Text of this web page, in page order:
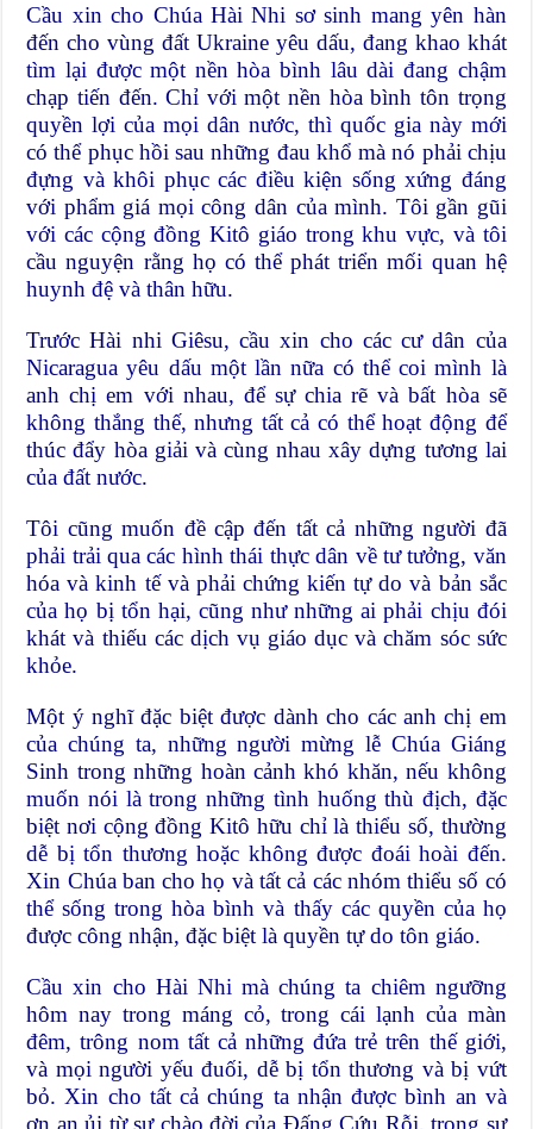
Cầu xin cho Chúa Hài Nhi sơ sinh mang yên hàn
đến cho vùng đất Ukraine yêu dấu, đang khao khát
tìm lại được một nền hòa bình lâu dài đang chậm
chạp tiến đến. Chỉ với một nền hòa bình tôn trọng
quyền lợi của mọi dân nước, thì quốc gia này mới
có thể phục hồi sau những đau khổ mà nó phải chịu
đựng và khôi phục các điều kiện sống xứng đáng
với phẩm giá mọi công dân của mình. Tôi gần gũi
với các cộng đồng Kitô giáo trong khu vực, và tôi
cầu nguyện rằng họ có thể phát triển mối quan hệ
huynh đệ và thân hữu.
Trước Hài nhi Giêsu, cầu xin cho các cư dân của
Nicaragua yêu dấu một lần nữa có thể coi mình là
anh chị em với nhau, để sự chia rẽ và bất hòa sẽ
không thắng thế, nhưng tất cả có thể hoạt động để
thúc đẩy hòa giải và cùng nhau xây dựng tương lai
của đất nước.
Tôi cũng muốn đề cập đến tất cả những người đã
phải trải qua các hình thái thực dân về tư tưởng, văn
hóa và kinh tế và phải chứng kiến tự do và bản sắc
của họ bị tổn hại, cũng như những ai phải chịu đói
khát và thiếu các dịch vụ giáo dục và chăm sóc sức
khỏe.
Một ý nghĩ đặc biệt được dành cho các anh chị em
của chúng ta, những người mừng lễ Chúa Giáng
Sinh trong những hoàn cảnh khó khăn, nếu không
muốn nói là trong những tình huống thù địch, đặc
biệt nơi cộng đồng Kitô hữu chỉ là thiểu số, thường
dễ bị tổn thương hoặc không được đoái hoài đến.
Xin Chúa ban cho họ và tất cả các nhóm thiểu số có
thể sống trong hòa bình và thấy các quyền của họ
được công nhận, đặc biệt là quyền tự do tôn giáo.
Cầu xin cho Hài Nhi mà chúng ta chiêm ngưỡng
hôm nay trong máng cỏ, trong cái lạnh của màn
đêm, trông nom tất cả những đứa trẻ trên thế giới,
và mọi người yếu đuối, dễ bị tổn thương và bị vứt
bỏ. Xin cho tất cả chúng ta nhận được bình an và
ơn an ủi từ sự chào đời của Đấng Cứu Rỗi, trong sự